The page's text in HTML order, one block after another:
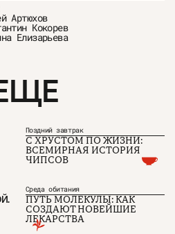
Артюхов
Кокорев
Елизарьева
Поздний завтрак
С ХРУСТОМ ПО ЖИЗНИ:
ВСЕМИРНАЯ ИСТОРИЯ
ЧИПСОВ
Среда обитания
ПУТЬ МОЛЕКУЛЫ: КАК
СОЗДАЮТ НОВЕЙШИЕ
ЛЕКАРСТВА